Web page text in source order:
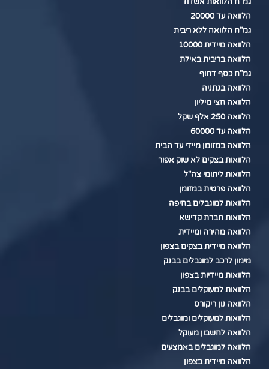
גמ"ח הלוואות אשדוד
הלוואה עד 20000
גמ"ח הלוואה ללא ריבית
הלוואה מיידית 10000
הלוואה בריבית באילת
גמ"ח כסף דחוף
הלוואה בנתניה
הלוואה חצי מיליון
הלוואה 250 אלף שקל
הלוואה עד 60000
הלוואה במזומן מיידי עד הבית
הלוואות בצקים לא שוק אפור
הלוואות ליתומי צה"ל
הלוואה פרטית במזומן
הלוואות למוגבלים בחיפה
הלוואות חברת קדישא
הלוואה מהירה ומיידית
הלוואה מיידית בצקים בצפון
מימון לרכב למוגבלים בבנק
הלוואות מיידיות בצפון
הלוואות למעוקלים בבנק
הלוואה נון ריקורס
הלוואות למעוקלים ומוגבלים
הלוואה לחשבון מעוקל
הלוואה למוגבלים באמצעים
הלוואה מיידית בצפון